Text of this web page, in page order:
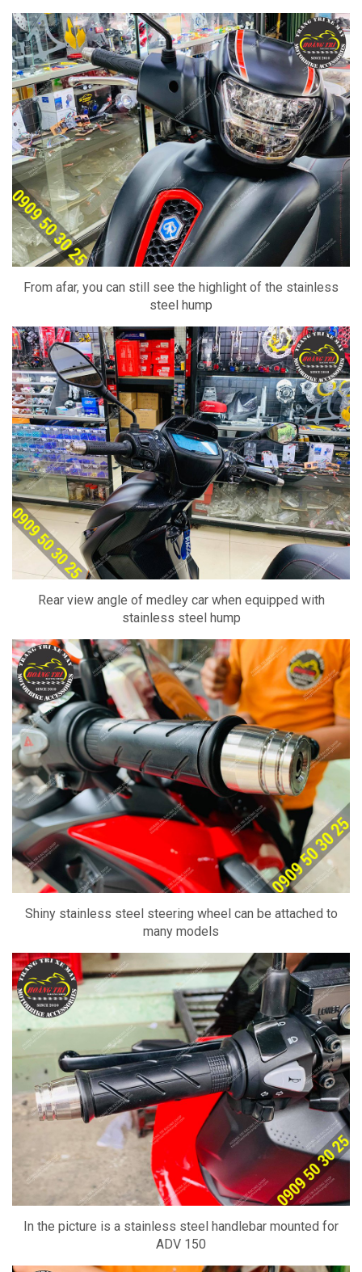
From afar, you can still see the highlight of the stainless
steel hump
Rear view angle of medley car when equipped with
stainless steel hump
Shiny stainless steel steering wheel can be attached to
many models
In the picture is a stainless steel handlebar mounted for
ADV 150